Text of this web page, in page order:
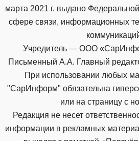
марта 2021 г. выдано
сфере связи, информационных
Учредитель — ООО
Письменный А.А. Главный
При использовании любых
"СарИнформ" обязательна
или на страницу с
Редакция не несет
информации в рекламных